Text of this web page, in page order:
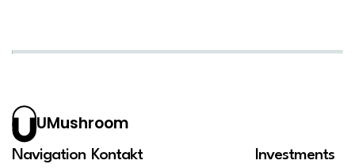
UMushroom
Navigation Kontakt Investments